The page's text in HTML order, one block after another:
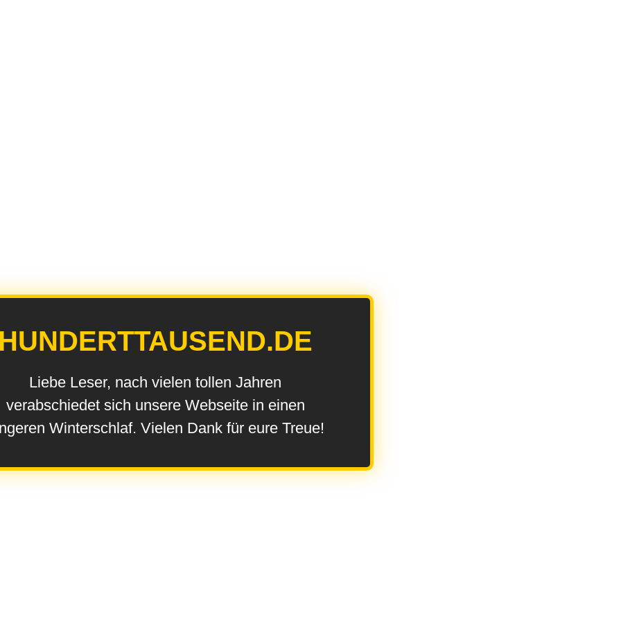
Liebe Leser, nach vielen tollen Jahren
verabschiedet sich unsere Webseite in einen
Winterschlaf. Vielen Dank für eure Treue!